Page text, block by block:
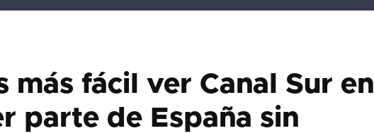
más fácil ver Canal Sur en
parte de España sin